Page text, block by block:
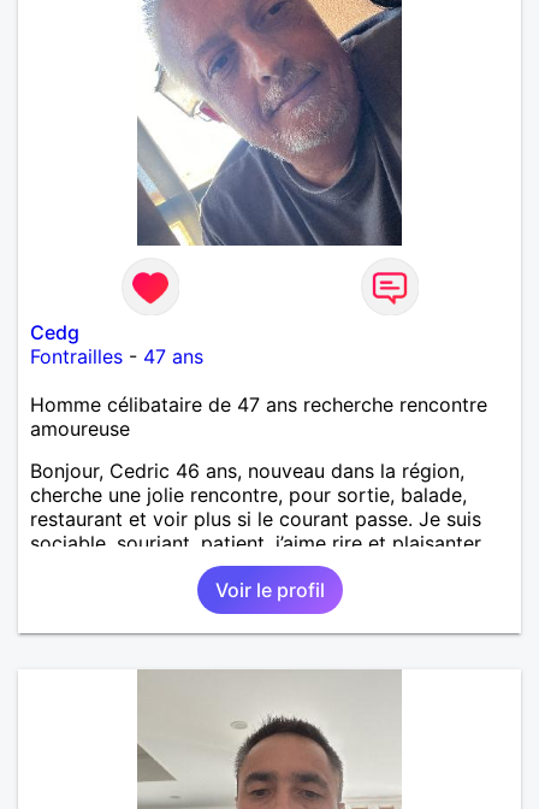
Cedg
Fontrailles - 47 ans
Homme célibataire de 47 ans recherche rencontre
amoureuse
Bonjour, Cedric 46 ans, nouveau dans la région,
cherche une jolie rencontre, pour sortie, balade,
restaurant et voir plus si le courant passe. Je suis
sociable, souriant, patient, j’aime rire et plaisanter..
Voir le profil